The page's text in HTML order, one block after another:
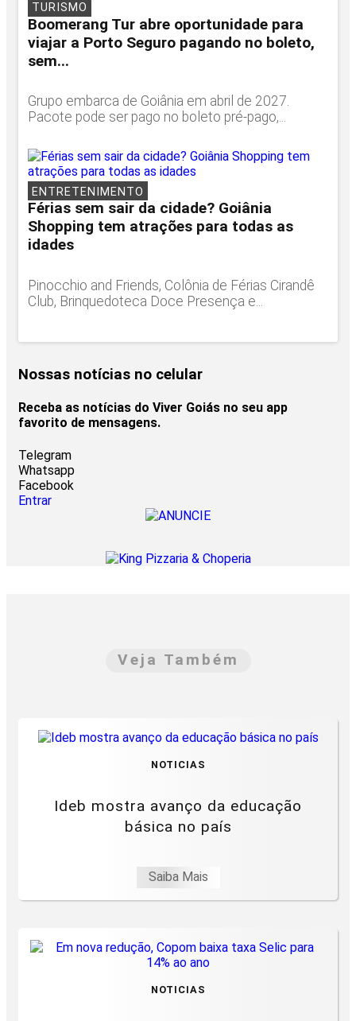
TURISMO
Boomerang Tur abre oportunidade para
viajar a Porto Seguro pagando no boleto,
sem...
Grupo embarca de Goiânia em abril de 2027.
Pacote pode ser pago no boleto pré-pago,...
ENTRETENIMENTO
Férias sem sair da cidade? Goiânia
Shopping tem atrações para todas as
idades
Pinocchio and Friends, Colônia de Férias Cirandê
Club, Brinquedoteca Doce Presença e...
Nossas notícias no celular
Receba as notícias do Viver Goiás no seu app
favorito de mensagens.
Telegram
Whatsapp
Facebook
Entrar
Veja Também
NOTICIAS
Ideb mostra avanço da educação
básica no país
Saiba Mais
NOTICIAS